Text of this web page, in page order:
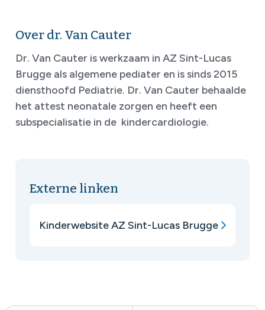
Over dr. Van Cauter
Dr. Van Cauter is werkzaam in AZ Sint-Lucas
Brugge als algemene pediater en is sinds 2015
diensthoofd Pediatrie. Dr. Van Cauter behaalde
het attest neonatale zorgen en heeft een
subspecialisatie in de kindercardiologie.
Externe linken
Kinderwebsite AZ Sint-Lucas Brugge